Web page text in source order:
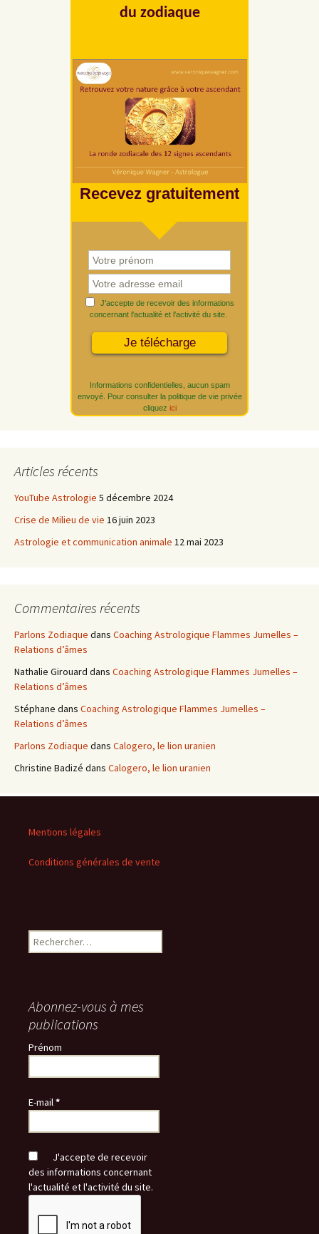
du zodiaque
Recevez gratuitement
J'accepte de recevoir des informations
concernant l'actualité et l'activité du site.
Informations confidentielles, aucun spam
envoyé. Pour consulter la politique de vie privée
cliquez ici
Articles récents
YouTube Astrologie 5 décembre 2024
Crise de Milieu de vie 16 juin 2023
Astrologie et communication animale 12 mai 2023
Commentaires récents
Parlons Zodiaque dans Coaching Astrologique Flammes Jumelles –
Relations d’âmes
Nathalie Girouard dans Coaching Astrologique Flammes Jumelles –
Relations d’âmes
Stéphane dans Coaching Astrologique Flammes Jumelles –
Relations d’âmes
Parlons Zodiaque dans Calogero, le lion uranien
Christine Badizé dans Calogero, le lion uranien
Mentions légales
Conditions générales de vente
Rechercher :
Abonnez-vous à mes
publications
Prénom
E-mail*
J'accepte de recevoir
des informations concernant
l'actualité et l'activité du site.